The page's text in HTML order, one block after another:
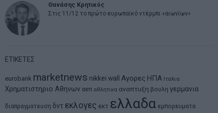
Θανάσης Κρητικός
Στις 11/12 το πρώτο ευρωπαϊκό ντέρμπι «αιωνίων»
ΕΤΙΚΕΤΕΣ
eurobank marketnews nikkei wall Αγορες ΗΠΑ Ιταλια
Χρηματιστηριο Αθηνων αεπ αθλητικα αναπτυξη βουλη γερμανια
διαπραγματευση δντ εκλογες εκτ ελλαδα εμπορευματα